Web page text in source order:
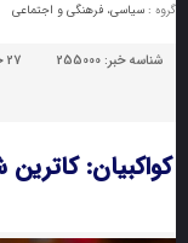
گروه :سیاسی، فرهنگی و اجتماعی
شناسه خبر:255000 27 جولای 2025 - 12:13